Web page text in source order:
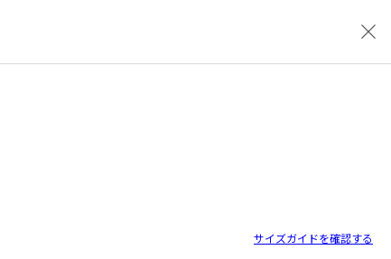
close
サイズガイドを確認する